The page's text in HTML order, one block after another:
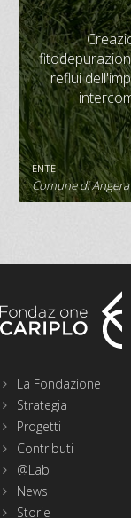
reflui
ENTE
Comune di Angera
CONTRIBUTO
260.000 €
sezioni
del
sito
di
Fondazione
Cariplo
La Fondazione
Strategia
Progetti
Contributi
@Lab
News
Storie